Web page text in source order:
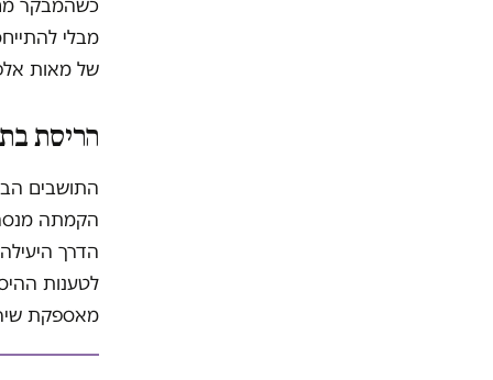
כשהמבקר
מבלי
של מאות
הריסת
התושבים
הקמתה
הדרך
לטענות
מאספקת